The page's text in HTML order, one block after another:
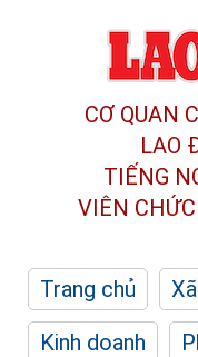
CƠ QUAN
LAO
TIẾNG
VIÊN
Trang chủ
Kinh doanh